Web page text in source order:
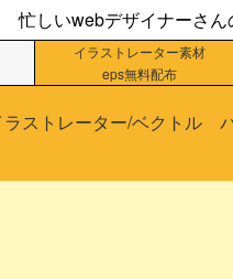
忙しいwebデザイナーさ
イラストレーター素材
eps無料配布
ラストレーター/ベクトル